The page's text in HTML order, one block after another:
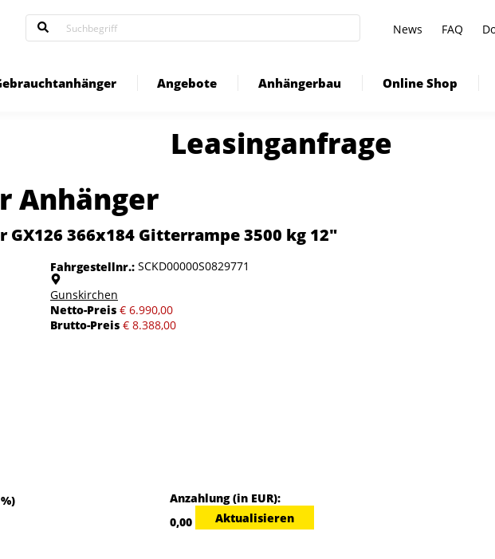
News FAQ
Angebote Anhängerbau Online Shop
Leasinganfrage
Anhänger
GX126 366x184 Gitterrampe 3500 kg 12"
Fahrgestellnr. SCKD00000S0829771
Gunskirchen
Netto-Preis € 6.990,00
Brutto-Preis € 8.388,00
Anzahlung (in EUR):
Gewünschte
Anzahlungshöhe
0,00